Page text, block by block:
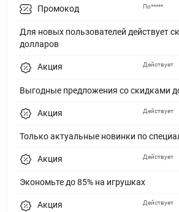
Промокод
Для новых пользователей действует
долларов
По*****
Акция
Выгодные предложения со скидками
Действует
Акция
Только актуальные новинки по
Действует
Акция
Экономьте до 85% на игрушках
Действует
Акция Действует